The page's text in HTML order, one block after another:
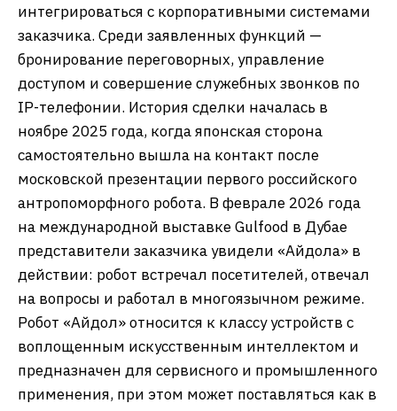
интегрироваться с корпоративными системами
заказчика. Среди заявленных функций —
бронирование переговорных, управление
доступом и совершение служебных звонков по
IP-телефонии. История сделки началась в
ноябре 2025 года, когда японская сторона
самостоятельно вышла на контакт после
московской презентации первого российского
антропоморфного робота. В феврале 2026 года
на международной выставке Gulfood в Дубае
представители заказчика увидели «Айдола» в
действии: робот встречал посетителей, отвечал
на вопросы и работал в многоязычном режиме.
Робот «Айдол» относится к классу устройств с
воплощенным искусственным интеллектом и
предназначен для сервисного и промышленного
применения, при этом может поставляться как в